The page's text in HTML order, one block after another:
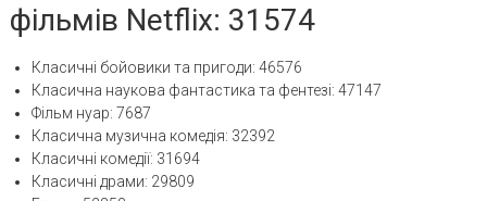
фільмів Netflix: 31574
Класичні бойовики та пригоди: 46576
Класична наукова фантастика та фентезі: 47147
Фільм нуар: 7687
Класична музична комедія: 32392
Класичні комедії: 31694
Класичні драми: 29809